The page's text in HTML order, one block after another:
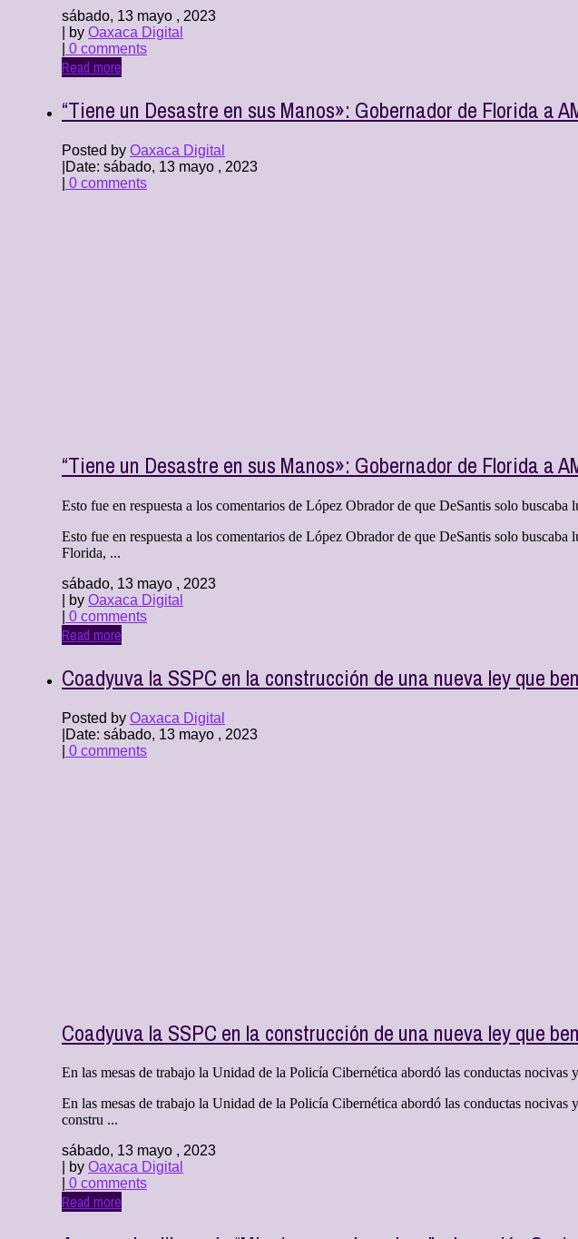
sábado, 13 mayo , 2023
| by Oaxaca Digital
0 comments
Read more
“Tiene un Desastre en sus Manos»: Gobernador de Florida a
Posted by Oaxaca Digital
Date: sábado, 13 mayo , 2023
0 comments
“Tiene un Desastre en sus Manos»: Gobernador de Florida a
Esto fue en respuesta a los comentarios de López Obrador de que DeSantis solo buscaba
Esto fue en respuesta a los comentarios de López Obrador de que DeSantis solo
Florida, ...
sábado, 13 mayo , 2023
| by Oaxaca Digital
0 comments
Read more
Coadyuva la SSPC en la construcción de una nueva ley que
Posted by Oaxaca Digital
Date: sábado, 13 mayo , 2023
0 comments
Coadyuva la SSPC en la construcción de una nueva ley que
En las mesas de trabajo la Unidad de la Policía Cibernética abordó las conductas nocivas
En las mesas de trabajo la Unidad de la Policía Cibernética abordó las conductas
constru ...
sábado, 13 mayo , 2023
| by Oaxaca Digital
0 comments
Read more